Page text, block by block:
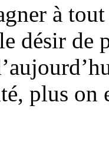
à
désir de
plus on